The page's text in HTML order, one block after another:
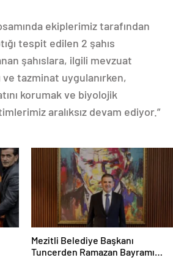
ekiplerimiz tarafından
tespit edilen 2 şahıs
şahıslara, ilgili mevzuat
ve tazminat uygulanırken,
korumak ve biyolojik
aralıksız devam ediyor.”
Mezitli Belediye Başkanı
Tuncerden Ramazan Bayramı